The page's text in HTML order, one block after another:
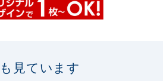
見ています